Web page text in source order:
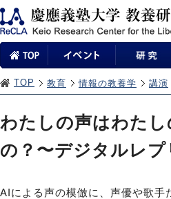
TOP 教育 情報の教養学 講演
わたしの声はわた
の？〜デジタルレ
AIによる声の模倣に、声優や歌手